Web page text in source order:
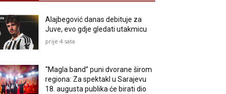
Alajbegović danas debituje za
Juve, evo gdje gledati utakmicu
prije 4 sata
“Magla band” puni dvorane širom
regiona: Za spektakl u Sarajevu
18. augusta publika će birati dio